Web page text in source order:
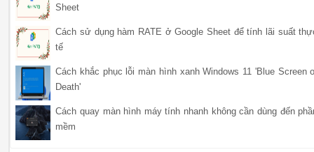
Sheet
Cách sử dụng hàm RATE ở Google Sheet để tính lãi suất
tế
Cách khắc phục lỗi màn hình xanh Windows 11 'Blue Screen
Death'
Cách quay màn hình máy tính nhanh không cần dùng đến
mềm